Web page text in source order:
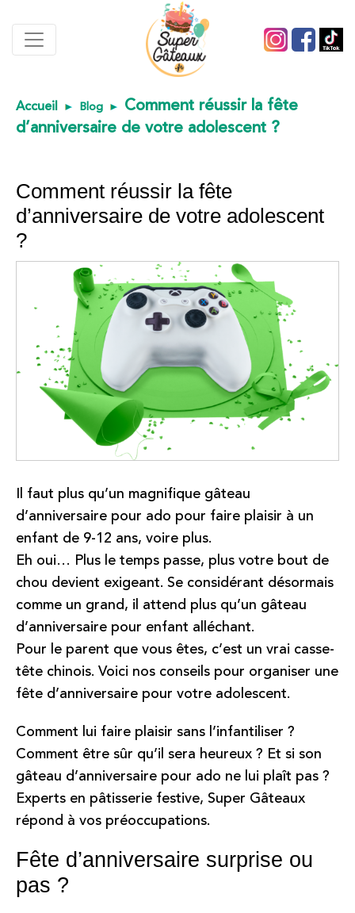
Accueil Blog
Comment réussir la fête
d’anniversaire de votre adolescent ?
Comment réussir la fête
d’anniversaire de votre adolescent
?
Il faut plus qu’un magnifique gâteau
d’anniversaire pour ado pour faire plaisir à un
enfant de 9-12 ans, voire plus.
Eh oui… Plus le temps passe, plus votre bout de
chou devient exigeant. Se considérant désormais
comme un grand, il attend plus qu’un gâteau
d’anniversaire pour enfant alléchant.
Pour le parent que vous êtes, c’est un vrai casse-
tête chinois. Voici nos conseils pour organiser une
fête d’anniversaire pour votre adolescent.
Comment lui faire plaisir sans l’infantiliser ?
Comment être sûr qu’il sera heureux ? Et si son
gâteau d’anniversaire pour ado ne lui plaît pas ?
Experts en pâtisserie festive, Super Gâteaux
répond à vos préoccupations.
Fête d’anniversaire surprise ou
pas ?